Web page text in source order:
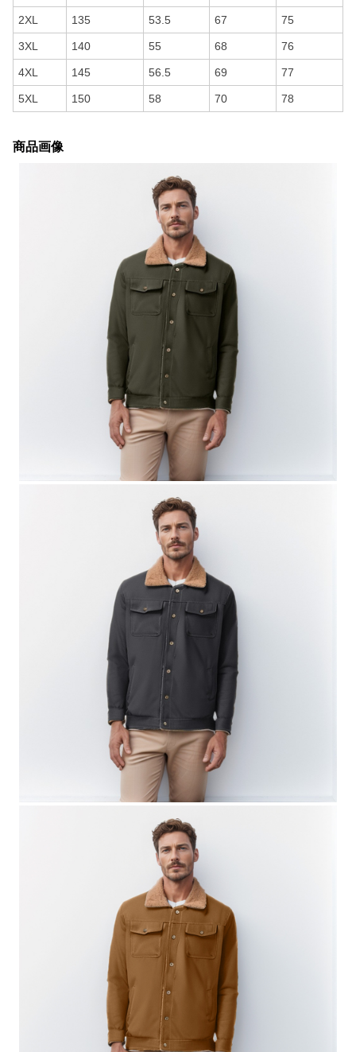
2XL 135 53.5 67 75
3XL 140 55 68 76
4XL 145 56.5 69 77
5XL 150 58 70 78